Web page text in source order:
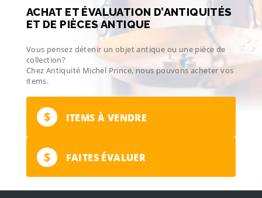
ACHAT ET ÉVALUATION D’ANTIQUITÉS
ET DE PIÈCES ANTIQUE
Vous pensez détenir un objet antique ou une pièce de
collection?
Chez Antiquité Michel Prince, nous pouvons acheter vos
items.
$ ITEMS À VENDRE
$ FAITES ÉVALUER